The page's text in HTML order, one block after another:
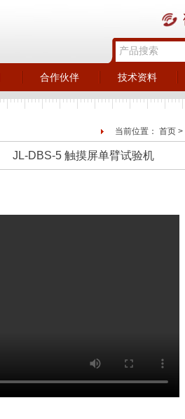
合作伙伴 技术资料
> 合作伙伴 > 宣传资料
>国家标准下载
>氧指数仪专题
当前位置： 首页 >
JL-DBS-5 触摸屏单臂试验机